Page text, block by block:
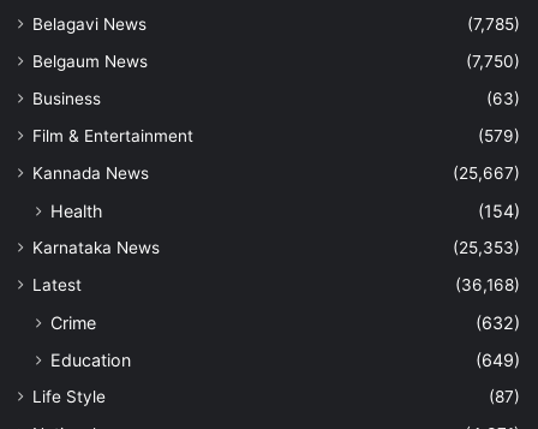
Belagavi News
(7,785)
Belgaum News
(7,750)
Business
(63)
Film & Entertainment
(579)
Kannada News
(25,667)
Health (154)
Karnataka News
(25,353)
Latest
(36,168)
Crime
(632)
Education
(649)
Life Style
(87)